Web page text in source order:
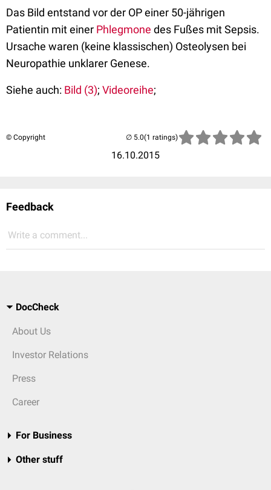
Das Bild entstand vor der OP einer 50-jährigen
Patientin mit einer Phlegmone des Fußes mit Sepsis.
Ursache waren (keine klassischen) Osteolysen bei
Neuropathie unklarer Genese.
Siehe auch: Bild (3); Videoreihe;
© Copyright
16.10.2015
(1 ratings)
Feedback
Write a comment...
DocCheck
About Us
Investor Relations
Press
Career
For Business
Other stuff